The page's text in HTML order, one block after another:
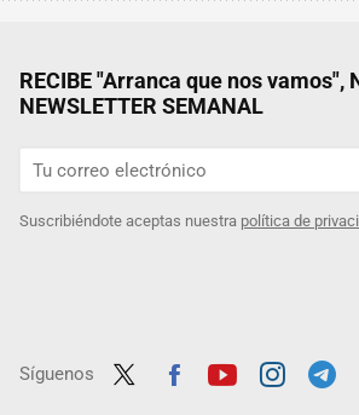
RECIBE "Arranca que nos vamos",
NEWSLETTER SEMANAL
Suscribiéndote aceptas nuestra política de
Síguenos